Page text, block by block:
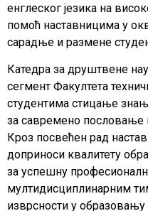
енглеског језика на
помоћ наставницима у
сарадње и размене
Катедра за друштвене
сегмент Факултета
студентима стицање
за савремено
Кроз посвећен рад
доприноси квалитету
за успешну
мултидисциплинарним
изврсности у